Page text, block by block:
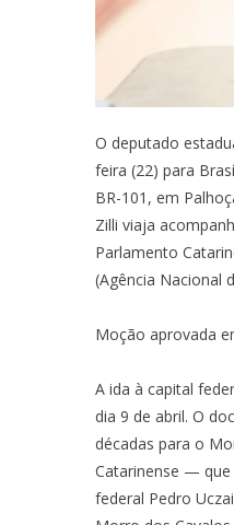
O deputado
feira (22) para
BR-101, em
Zilli viaja
Parlamento
(Agência Nacional
Moção aprovada
A ida à capital
dia 9 de abril. O
décadas para o
Catarinense —
federal Pedro